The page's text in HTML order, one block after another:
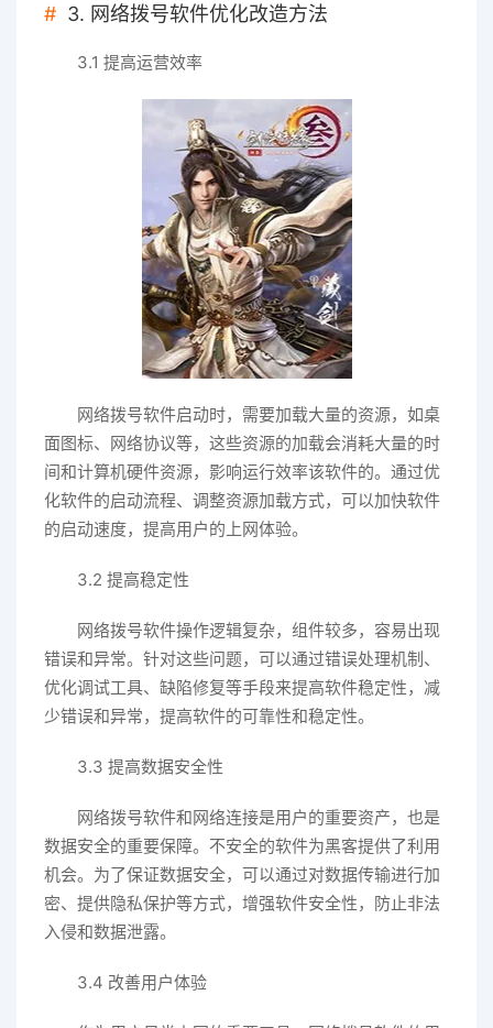
3. 网络拨号软件优化改造方法
3.1 提高运营效率
网络拨号软件启动时，需要加载大量的资源，如桌
面图标、网络协议等，这些资源的加载会消耗大量的时
间和计算机硬件资源，影响运行效率该软件的。通过优
化软件的启动流程、调整资源加载方式，可以加快软件
的启动速度，提高用户的上网体验。
3.2 提高稳定性
网络拨号软件操作逻辑复杂，组件较多，容易出现
错误和异常。针对这些问题，可以通过错误处理机制、
优化调试工具、缺陷修复等手段来提高软件稳定性，减
少错误和异常，提高软件的可靠性和稳定性。
3.3 提高数据安全性
网络拨号软件和网络连接是用户的重要资产，也是
数据安全的重要保障。不安全的软件为黑客提供了利用
机会。为了保证数据安全，可以通过对数据传输进行加
密、提供隐私保护等方式，增强软件安全性，防止非法
入侵和数据泄露。
3.4 改善用户体验